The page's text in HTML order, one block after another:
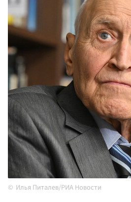
Илья Питалев/РИА Новости